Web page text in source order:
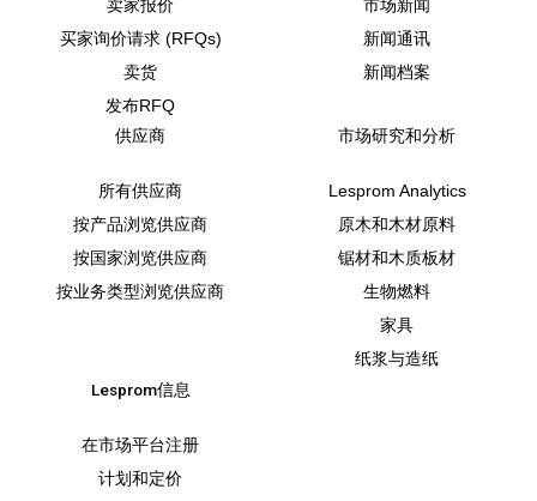
卖家报价
买家询价请求 (RFQs)
卖货
发布RFQ
市场新闻
新闻通讯
新闻档案
供应商
所有供应商
按产品浏览供应商
按国家浏览供应商
按业务类型浏览供应商
市场研究和分析
Lesprom Analytics
原木和木材原料
锯材和木质板材
生物燃料
家具
纸浆与造纸
Lesprom信息
在市场平台注册
计划和定价